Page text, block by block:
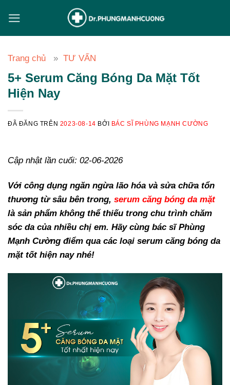
đến
nội
Trang chủ
TƯ VẤN
5+ Serum Căng Bóng Da Mặt Tốt
Hiện Nay
ĐÃ ĐĂNG TRÊN 2023-08-14 BỞI BÁC SĨ PHÙNG MẠNH CƯỜNG
Cập nhật lần cuối: 02-06-2026
Với công dụng ngăn ngừa lão hóa và sửa chữa tổn
thương từ sâu bên trong, serum căng bóng da mặt
là sản phẩm không thể thiếu trong chu trình chăm
sóc da của nhiều chị em. Hãy cùng bác sĩ Phùng
Mạnh Cường điểm qua các loại serum căng bóng da
mặt tốt hiện nay nhé!